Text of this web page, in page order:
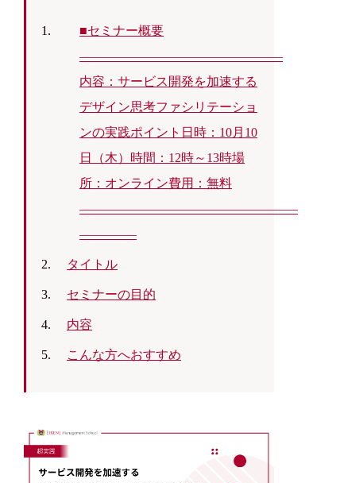
■セミナー概要
————————————————
内容：サービス開発を加速する
デザイン思考ファシリテーショ
ンの実践ポイント日時：10月10
日（木）時間：12時～13時場
所：オンライン費用：無料
————————————————————–
————–
タイトル
セミナーの目的
内容
こんな方へおすすめ